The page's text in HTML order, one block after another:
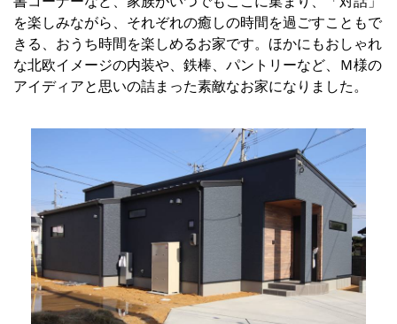
を楽しみながら、それぞれの癒しの時間を過ごすこともで
きる、おうち時間を楽しめるお家です。ほかにもおしゃれ
な北欧イメージの内装や、鉄棒、パントリーなど、Ｍ様の
アイディアと思いの詰まった素敵なお家になりました。